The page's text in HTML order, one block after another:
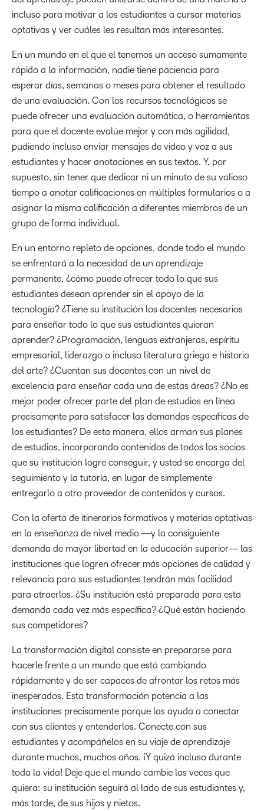
incluso para motivar a los estudiantes a cursar materias
optativas y ver cuáles les resultan más interesantes.
En un mundo en el que el tenemos un acceso sumamente
rápido a la información, nadie tiene paciencia para
esperar días, semanas o meses para obtener el resultado
de una evaluación. Con los recursos tecnológicos se
puede ofrecer una evaluación automática, o herramientas
para que el docente evalúe mejor y con más agilidad,
pudiendo incluso enviar mensajes de video y voz a sus
estudiantes y hacer anotaciones en sus textos. Y, por
supuesto, sin tener que dedicar ni un minuto de su valioso
tiempo a anotar calificaciones en múltiples formularios o a
asignar la misma calificación a diferentes miembros de un
grupo de forma individual.
En un entorno repleto de opciones, donde todo el mundo
se enfrentará a la necesidad de un aprendizaje
permanente, ¿cómo puede ofrecer todo lo que sus
estudiantes desean aprender sin el apoyo de la
tecnología? ¿Tiene su institución los docentes necesarios
para enseñar todo lo que sus estudiantes quieran
aprender? ¿Programación, lenguas extranjeras, espíritu
empresarial, liderazgo o incluso literatura griega e historia
del arte? ¿Cuentan sus docentes con un nivel de
excelencia para enseñar cada una de estas áreas? ¿No es
mejor poder ofrecer parte del plan de estudios en línea
precisamente para satisfacer las demandas específicas de
los estudiantes? De esta manera, ellos arman sus planes
de estudios, incorporando contenidos de todos los socios
que su institución logre conseguir, y usted se encarga del
seguimiento y la tutoría, en lugar de simplemente
entregarlo a otro proveedor de contenidos y cursos.
Con la oferta de itinerarios formativos y materias optativas
en la enseñanza de nivel medio ―y la consiguiente
demanda de mayor libertad en la educación superior― las
instituciones que logren ofrecer más opciones de calidad y
relevancia para sus estudiantes tendrán más facilidad
para atraerlos. ¿Su institución está preparada para esta
demanda cada vez más específica? ¿Qué están haciendo
sus competidores?
La transformación digital consiste en prepararse para
hacerle frente a un mundo que está cambiando
rápidamente y de ser capaces de afrontar los retos más
inesperados. Esta transformación potencia a las
instituciones precisamente porque las ayuda a conectar
con sus clientes y entenderlos. Conecte con sus
estudiantes y acompáñelos en su viaje de aprendizaje
durante muchos, muchos años. ¡Y quizá incluso durante
toda la vida! Deje que el mundo cambie las veces que
quiera: su institución seguirá al lado de sus estudiantes y,
más tarde, de sus hijos y nietos.